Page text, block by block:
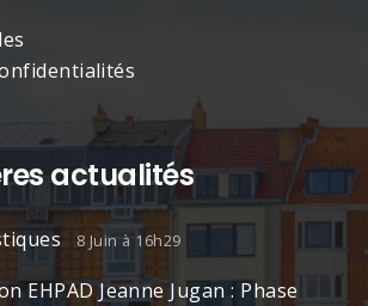
actualités
8 Juin à 16h29
EHPAD Jeanne Jugan : Phase